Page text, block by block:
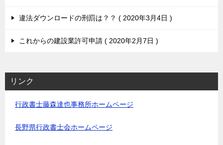
違法ダウンロードの刑罰は？？ 2020年3月4日
これからの建設業許可申請 2020年2月7日
リンク
行政書士藤森達也事務所ホームページ
長野県行政書士会ホームページ